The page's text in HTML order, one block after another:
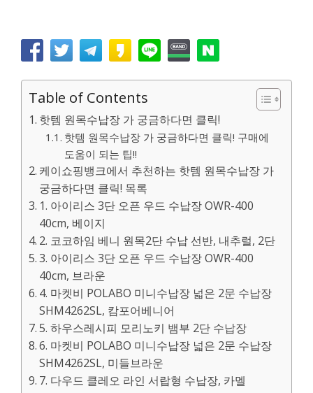
Table of Contents
핫템 원목수납장 가 궁금하다면 클릭!
핫템 원목수납장 가 궁금하다면 클릭! 구매에
도움이 되는 팁!!
케이쇼핑뱅크에서 추천하는 핫템 원목수납장 가
궁금하다면 클릭! 목록
1. 아이리스 3단 오픈 우드 수납장 OWR-400
40cm, 베이지
2. 코코하임 베니 원목2단 수납 선반, 내추럴, 2단
3. 아이리스 3단 오픈 우드 수납장 OWR-400
40cm, 브라운
4. 마켓비 POLABO 미니수납장 넓은 2문 수납장
SHM4262SL, 캄포어베니어
5. 하우스레시피 모리노키 뱀부 2단 수납장
6. 마켓비 POLABO 미니수납장 넓은 2문 수납장
SHM4262SL, 미들브라운
7. 다우드 클레오 라인 서랍형 수납장, 카멜